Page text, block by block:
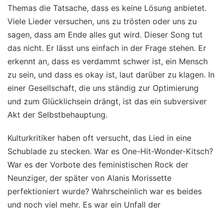
Themas die Tatsache, dass es keine Lösung anbietet.
Viele Lieder versuchen, uns zu trösten oder uns zu
sagen, dass am Ende alles gut wird. Dieser Song tut
das nicht. Er lässt uns einfach in der Frage stehen. Er
erkennt an, dass es verdammt schwer ist, ein Mensch
zu sein, und dass es okay ist, laut darüber zu klagen. In
einer Gesellschaft, die uns ständig zur Optimierung
und zum Glücklichsein drängt, ist das ein subversiver
Akt der Selbstbehauptung.
Kulturkritiker haben oft versucht, das Lied in eine
Schublade zu stecken. War es One-Hit-Wonder-Kitsch?
War es der Vorbote des feministischen Rock der
Neunziger, der später von Alanis Morissette
perfektioniert wurde? Wahrscheinlich war es beides
und noch viel mehr. Es war ein Unfall der